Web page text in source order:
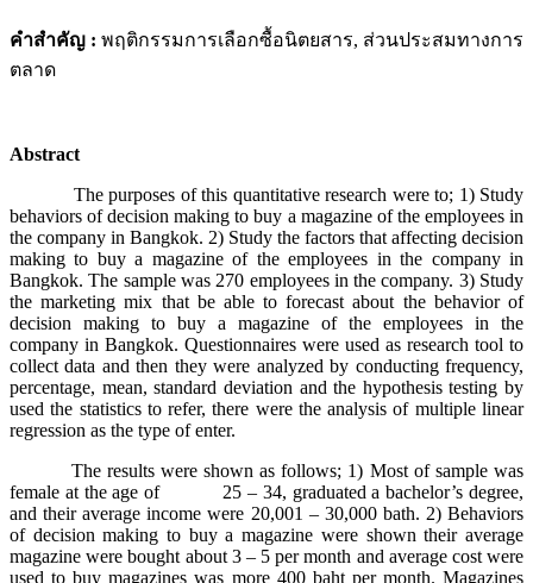
คำสำคัญ : พฤติกรรมการเลือกซื้อนิตยสาร, ส่วนประสมทางการ
ตลาด
Abstract
The purposes of this quantitative research were to; 1) Study
behaviors of decision making to buy a magazine of the employees in
the company in Bangkok. 2) Study the factors that affecting decision
making to buy a magazine of the employees in the company in
Bangkok. The sample was 270 employees in the company. 3) Study
the marketing mix that be able to forecast about the behavior of
decision making to buy a magazine of the employees in the
company in Bangkok. Questionnaires were used as research tool to
collect data and then they were analyzed by conducting frequency,
percentage, mean, standard deviation and the hypothesis testing by
used the statistics to refer, there were the analysis of multiple linear
regression as the type of enter.
The results were shown as follows; 1) Most of sample was
female at the age of 25 – 34, graduated a bachelor’s degree,
and their average income were 20,001 – 30,000 bath. 2) Behaviors
of decision making to buy a magazine were shown their average
magazine were bought about 3 – 5 per month and average cost were
used to buy magazines was more 400 baht per month. Magazines